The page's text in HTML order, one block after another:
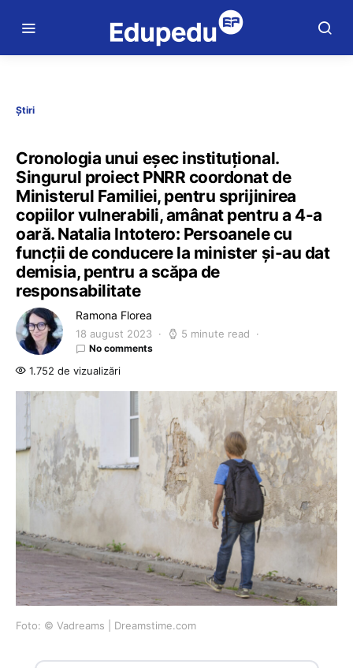
Știri
Cronologia unui eșec instituțional.
Singurul proiect PNRR coordonat de
Ministerul Familiei, pentru sprijinirea
copiilor vulnerabili, amânat pentru a 4-a
oară. Natalia Intotero: Persoanele cu
funcții de conducere la minister și-au dat
demisia, pentru a scăpa de
responsabilitate
Ramona Florea
18 august 2023 5 minute read
No comments
1.752 de vizualizări
Foto: © Vadreams | Dreamstime.com